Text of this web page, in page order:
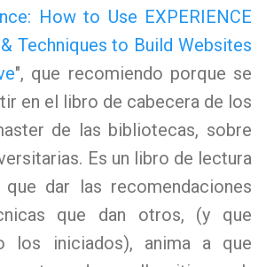
How to Use EXPERIENCE
Techniques to Build Websites
", que recomiendo porque se
en el libro de cabecera de los
de las bibliotecas, sobre
Es un libro de lectura
dar las recomendaciones
que dan otros, (y que
los iniciados), anima a que